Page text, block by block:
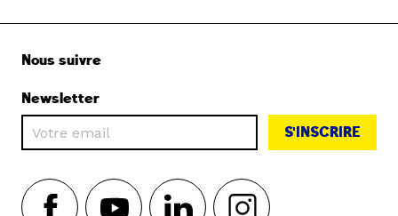
Nous suivre
Newsletter
S'INSCRIRE